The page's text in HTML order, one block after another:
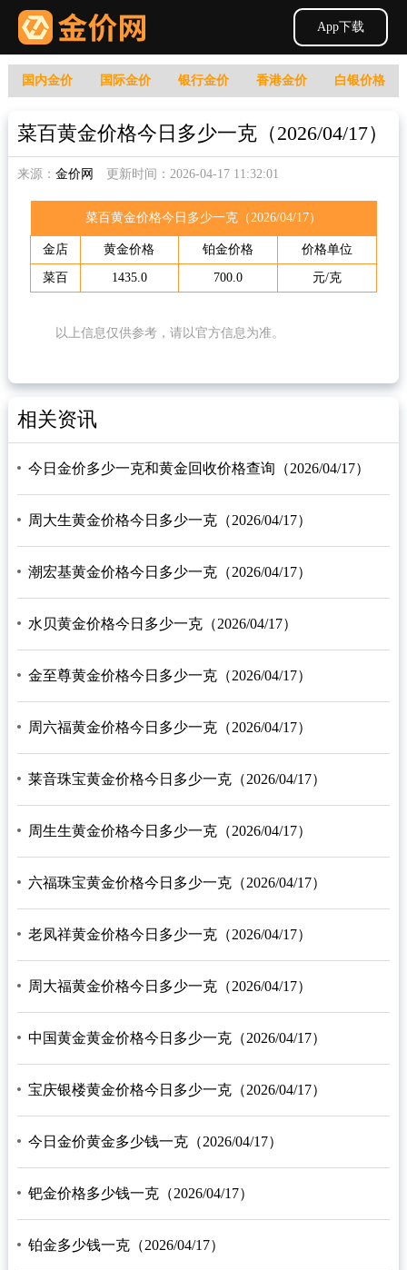
App下载
国内金价 国际金价 银行金价 香港金价 白银价格
菜百黄金价格今日多少一克（2026/04/17）
来源： 金价网 更新时间：2026-04-17 11:32:01
菜百黄金价格今日多少一克（2026/04/17）
金店 黄金价格 铂金价格 价格单位
菜百 1435.0 700.0 元/克
以上信息仅供参考，请以官方信息为准。
相关资讯
今日金价多少一克和黄金回收价格查询（2026/04/17）
周大生黄金价格今日多少一克（2026/04/17）
潮宏基黄金价格今日多少一克（2026/04/17）
水贝黄金价格今日多少一克（2026/04/17）
金至尊黄金价格今日多少一克（2026/04/17）
周六福黄金价格今日多少一克（2026/04/17）
莱音珠宝黄金价格今日多少一克（2026/04/17）
周生生黄金价格今日多少一克（2026/04/17）
六福珠宝黄金价格今日多少一克（2026/04/17）
老凤祥黄金价格今日多少一克（2026/04/17）
周大福黄金价格今日多少一克（2026/04/17）
中国黄金黄金价格今日多少一克（2026/04/17）
宝庆银楼黄金价格今日多少一克（2026/04/17）
今日金价黄金多少钱一克（2026/04/17）
钯金价格多少钱一克（2026/04/17）
铂金多少钱一克（2026/04/17）